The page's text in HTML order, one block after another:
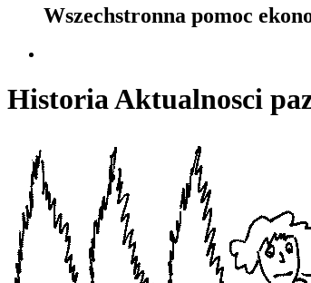
Wszechstronna pomoc
Historia Aktualnosci